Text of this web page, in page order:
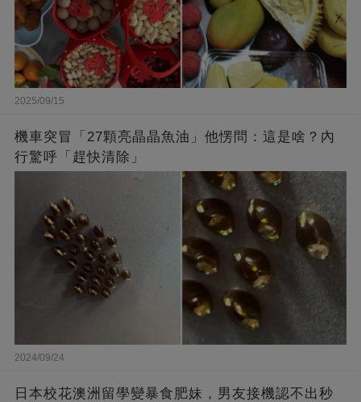
2025/09/15
機車突冒「27顆亮晶晶魚油」他愣問：這是啥？內
行驚呼「趕快清除」
2024/09/24
日本校花澳洲留學變暴食肥妹，男友接機認不出秒